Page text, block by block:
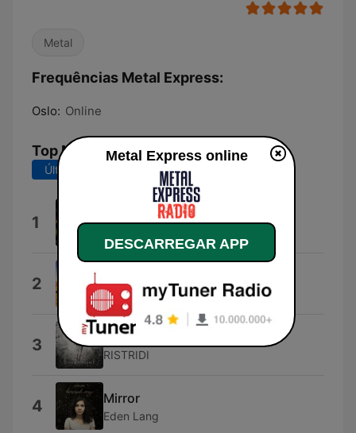
Metal
Frequências Metal Express:
Oslo: Online
Top Músicas
Últimos 7 dias Últimos 30 dias
1 Broken Man
2 Tygers of Pan Tang
3 Eye of the Storm
RISTRIDI
4 Mirror
Eden Lang
Metal Express online
DESCARREGAR APP